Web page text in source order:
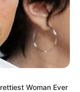
Woman Ever